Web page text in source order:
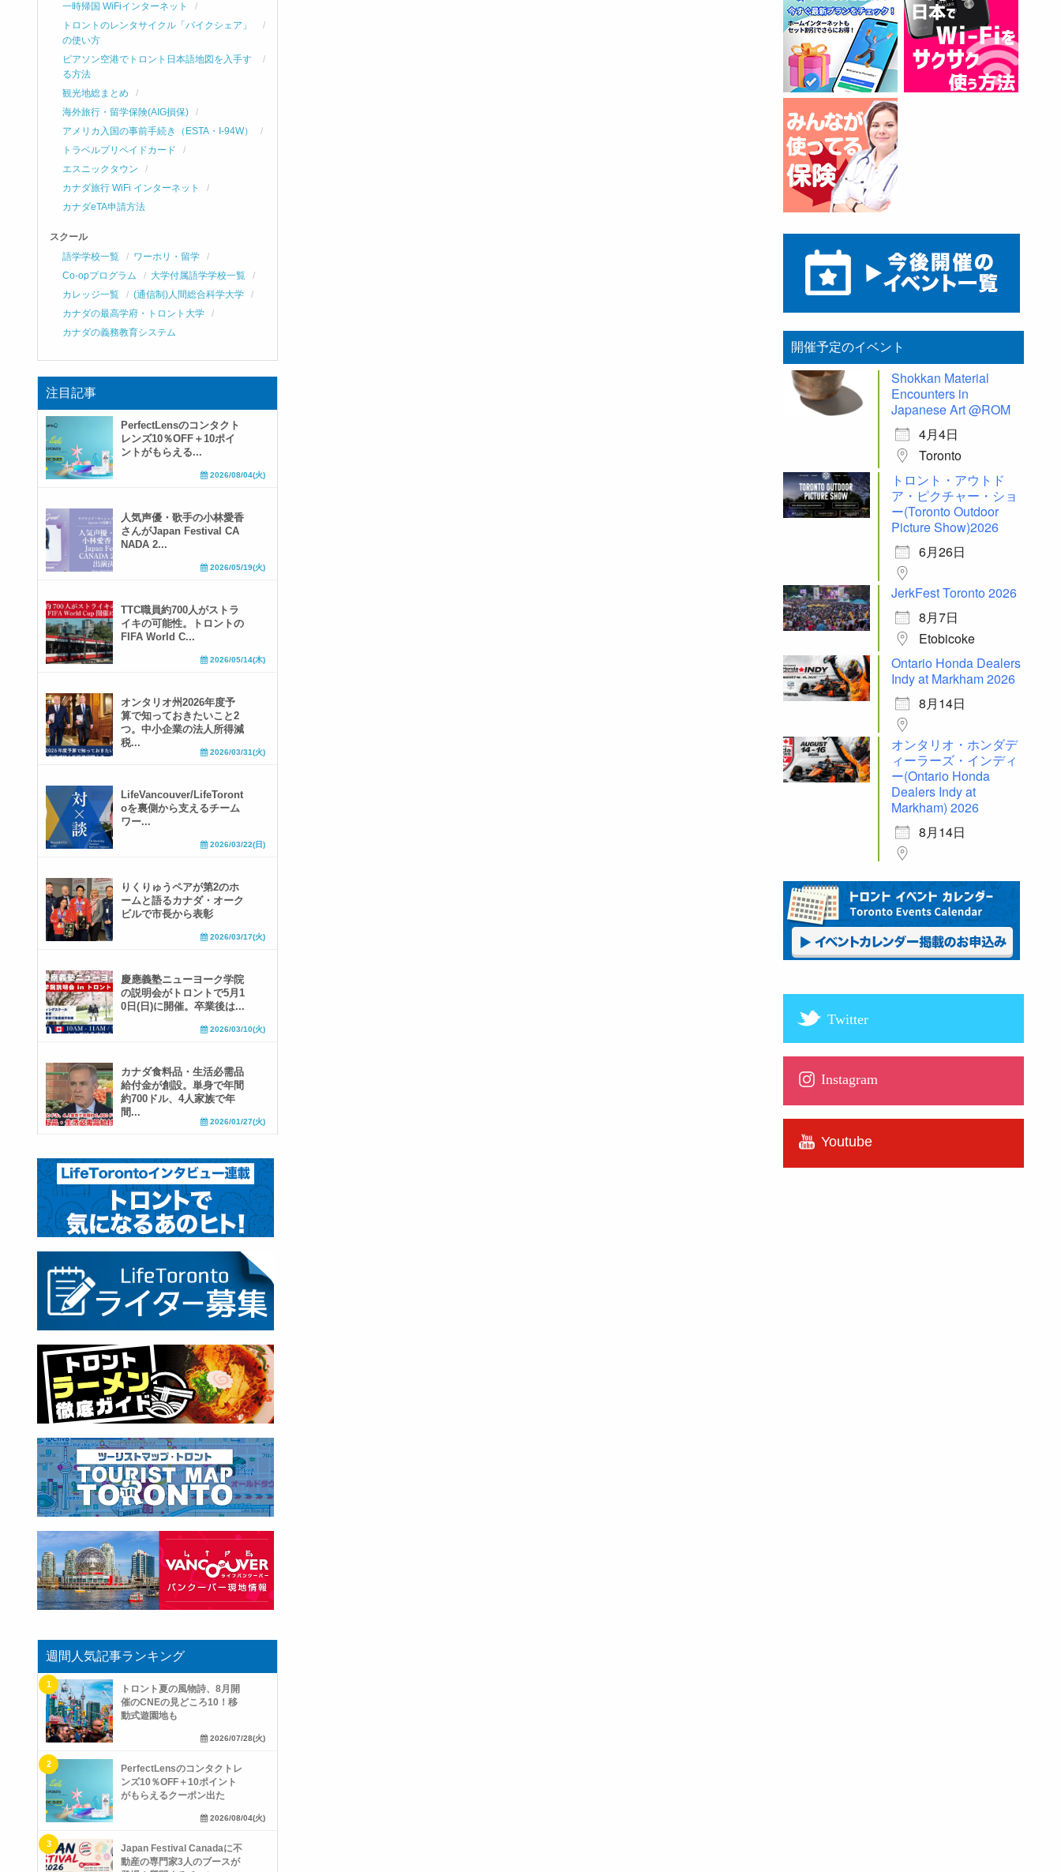
一時帰国 WiFiインターネット
トロントのレンタサイクル「バイクシェア」
の使い方
ピアソン空港でトロント日本語地図を入手す
る方法
観光地総まとめ
海外旅行・留学保険(AIG損保)
アメリカ入国の事前手続き（ESTA・I-94W）
トラベルプリペイドカード
エスニックタウン
カナダ旅行 WiFi インターネット
カナダeTA申請方法
スクール
語学学校一覧
ワーホリ・留学
Co-opプログラム
大学付属語学学校一覧
カレッジ一覧
(通信制)人間総合科学大学
カナダの最高学府・トロント大学
カナダの義務教育システム
注目記事
PerfectLensのコンタクト
レンズ10％OFF＋10ポイ
ントがもらえる...
2026/08/04(火)
人気声優・歌手の小林愛香
さんがJapan Festival CA
NADA 2...
2026/05/19(火)
TTC職員約700人がストラ
イキの可能性。トロントの
FIFA World C...
2026/05/14(木)
オンタリオ州2026年度予
算で知っておきたいこと2
つ。中小企業の法人所得減
税...
2026/03/31(火)
LifeVancouver/LifeToront
oを裏側から支えるチーム
ワー...
2026/03/22(日)
りくりゅうペアが第2のホ
ームと語るカナダ・オーク
ビルで市長から表彰
2026/03/17(火)
慶應義塾ニューヨーク学院
の説明会がトロントで5月1
0日(日)に開催。卒業後は...
2026/03/10(火)
カナダ食料品・生活必需品
給付金が創設。単身で年間
約700ドル、4人家族で年
間...
2026/01/27(火)
週間人気記事ランキング
トロント夏の風物詩、8月開
催のCNEの見どころ10！移
動式遊園地も
2026/07/28(火)
PerfectLensのコンタクトレ
ンズ10％OFF＋10ポイント
がもらえるクーポン出た
2026/08/04(火)
Japan Festival Canadaに不
動産の専門家3人のブースが
開催予定のイベント
Shokkan Material
Encounters in
Japanese Art @ROM
4月4日
Toronto
トロント・アウトド
ア・ピクチャー・ショ
ー(Toronto Outdoor
Picture Show)2026
6月26日
JerkFest Toronto 2026
8月7日
Etobicoke
Ontario Honda Dealers
Indy at Markham 2026
8月14日
オンタリオ・ホンダデ
ィーラーズ・インディ
ー(Ontario Honda
Dealers Indy at
Markham) 2026
8月14日
Twitter
Instagram
Youtube